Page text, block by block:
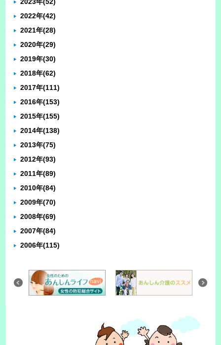
2022年(42)
2021年(28)
2020年(29)
2019年(30)
2018年(62)
2017年(111)
2016年(153)
2015年(155)
2014年(138)
2013年(75)
2012年(93)
2011年(89)
2010年(84)
2009年(70)
2008年(69)
2007年(84)
2006年(115)